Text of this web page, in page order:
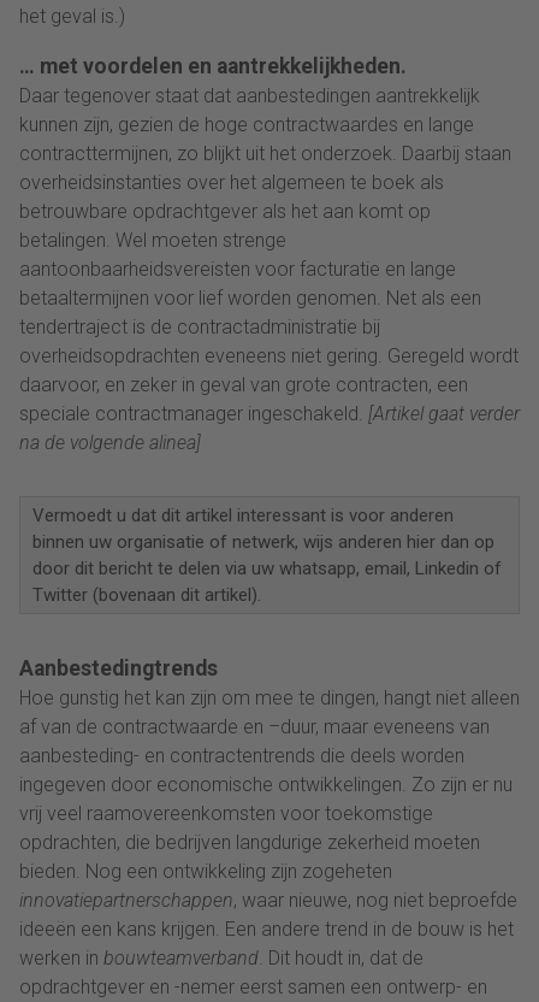
het geval is.)
… met voordelen en aantrekkelijkheden.
Daar tegenover staat dat aanbestedingen aantrekkelijk
kunnen zijn, gezien de hoge contractwaardes en lange
contracttermijnen, zo blijkt uit het onderzoek. Daarbij staan
overheidsinstanties over het algemeen te boek als
betrouwbare opdrachtgever als het aan komt op
betalingen. Wel moeten strenge
aantoonbaarheidsvereisten voor facturatie en lange
betaaltermijnen voor lief worden genomen. Net als een
tendertraject is de contractadministratie bij
overheidsopdrachten eveneens niet gering. Geregeld wordt
daarvoor, en zeker in geval van grote contracten, een
speciale contractmanager ingeschakeld. [Artikel gaat verder
na de volgende alinea]
Vermoedt u dat dit artikel interessant is voor anderen
binnen uw organisatie of netwerk, wijs anderen hier dan op
door dit bericht te delen via uw whatsapp, email, Linkedin of
Twitter (bovenaan dit artikel).
Aanbestedingtrends
Hoe gunstig het kan zijn om mee te dingen, hangt niet alleen
af van de contractwaarde en –duur, maar eveneens van
aanbesteding- en contractentrends die deels worden
ingegeven door economische ontwikkelingen. Zo zijn er nu
vrij veel raamovereenkomsten voor toekomstige
opdrachten, die bedrijven langdurige zekerheid moeten
bieden. Nog een ontwikkeling zijn zogeheten
innovatiepartnerschappen, waar nieuwe, nog niet beproefde
ideeën een kans krijgen. Een andere trend in de bouw is het
werken in bouwteamverband . Dit houdt in, dat de
opdrachtgever en -nemer eerst samen een ontwerp- en